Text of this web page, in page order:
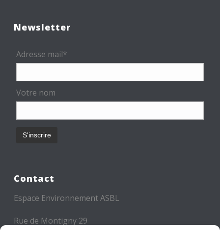
Newsletter
Adresse mail*
Votre nom
Contact
Espace Environnement ASBL
Rue de Montigny 29